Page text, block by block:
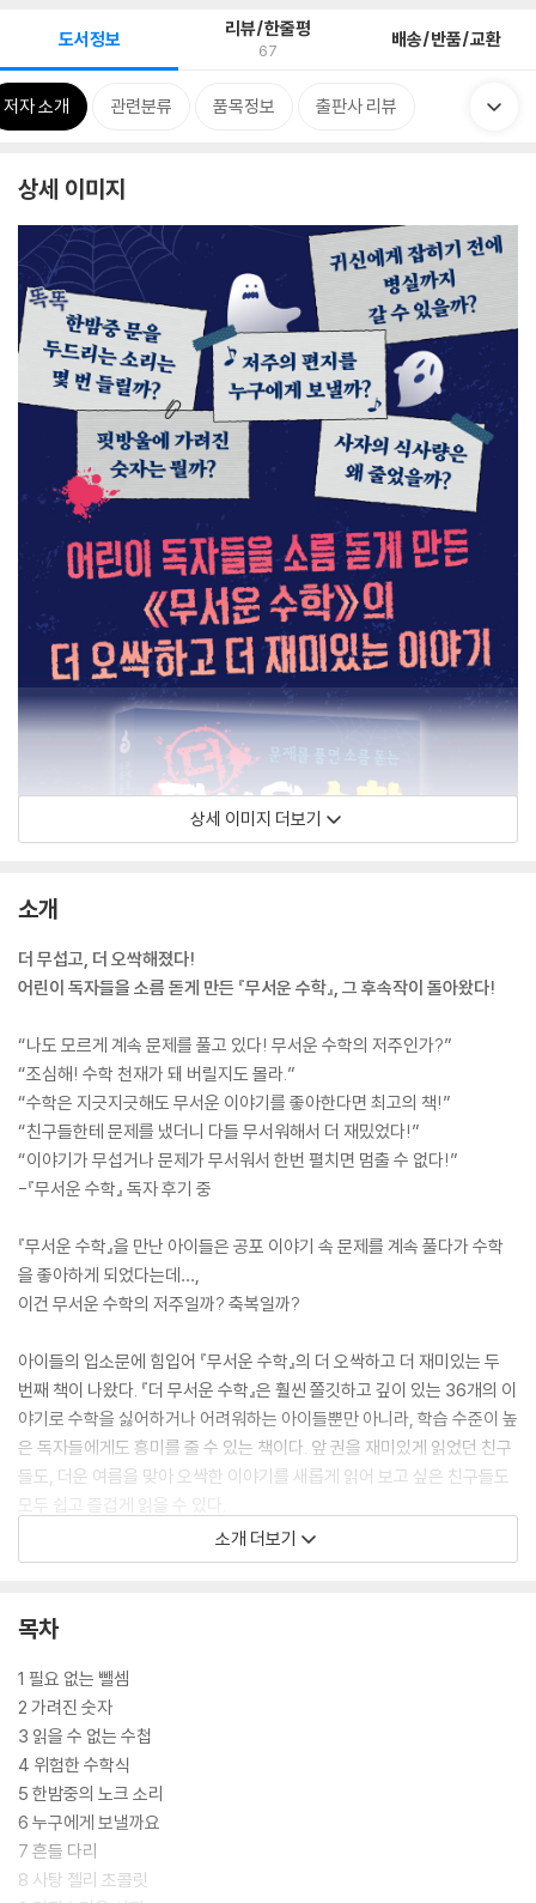
도서정보 리뷰/한줄평
67 배송/반품/교환
저자 소개 관련분류 품목정보 출판사 리뷰
상세 이미지
상세 이미지 더보기
소개
더 무섭고, 더 오싹해졌다!
어린이 독자들을 소름 돋게 만든 『무서운 수학』, 그 후속작이 돌아왔다!
“나도 모르게 계속 문제를 풀고 있다! 무서운 수학의 저주인가?”
“조심해! 수학 천재가 돼 버릴지도 몰라.”
“수학은 지긋지긋해도 무서운 이야기를 좋아한다면 최고의 책!”
“친구들한테 문제를 냈더니 다들 무서워해서 더 재밌었다!”
“이야기가 무섭거나 문제가 무서워서 한번 펼치면 멈출 수 없다!”
-『무서운 수학』 독자 후기 중
『무서운 수학』을 만난 아이들은 공포 이야기 속 문제를 계속 풀다가 수학
을 좋아하게 되었다는데…,
이건 무서운 수학의 저주일까? 축복일까?
아이들의 입소문에 힘입어 『무서운 수학』의 더 오싹하고 더 재미있는 두
번째 책이 나왔다. 『더 무서운 수학』은 훨씬 쫄깃하고 깊이 있는 36개의 이
야기로 수학을 싫어하거나 어려워하는 아이들뿐만 아니라, 학습 수준이 높
은 독자들에게도 흥미를 줄 수 있는 책이다. 앞 권을 재미있게 읽었던 친구
들도, 더운 여름을 맞아 오싹한 이야기를 새롭게 읽어 보고 싶은 친구들도
모두 쉽고 즐겁게 읽을 수 있다.
이 책은 학교, 병원, 집처럼 우리 주변에서 일어날 법한 이야기들을 배경으
기로 끝나지 않는다! 모든 이야기에는 ‘생각해야 풀 수 있는 수학 문제’가
나는 마법 같은 경험을 느껴 보자! 깔깔 웃고 깜짝 놀라며 문제를 풀다 보
면… 어느새 이 책의 마지막 장을 넘기고 있을 것이다. “무서운 이야기를
좋아하는 친구들, 이번엔 너희 차례야!”
소개 더보기
목차
1 필요 없는 뺄셈
2 가려진 숫자
3 읽을 수 없는 수첩
4 위험한 수학식
5 한밤중의 노크 소리
6 누구에게 보낼까요
7 흔들 다리
8 사탕 젤리 초콜릿